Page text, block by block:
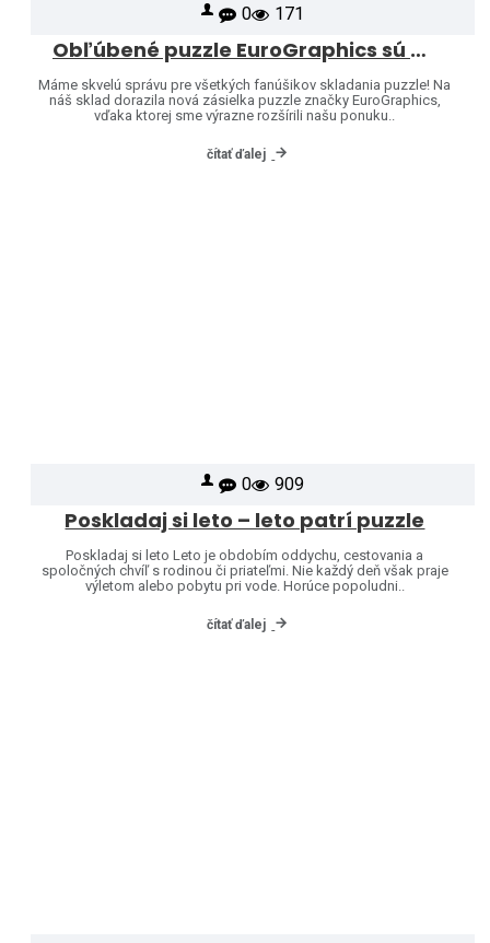
0 171
Obľúbené puzzle EuroGraphics sú opäť skladom – a ponuku sme rozšírili o ďalšie motívy!
Máme skvelú správu pre všetkých fanúšikov skladania puzzle! Na
náš sklad dorazila nová zásielka puzzle značky EuroGraphics,
vďaka ktorej sme výrazne rozšírili našu ponuku..
čítať ďalej
0 909
Poskladaj si leto – leto patrí puzzle
Poskladaj si leto Leto je obdobím oddychu, cestovania a
spoločných chvíľ s rodinou či priateľmi. Nie každý deň však praje
výletom alebo pobytu pri vode. Horúce popoludni..
čítať ďalej